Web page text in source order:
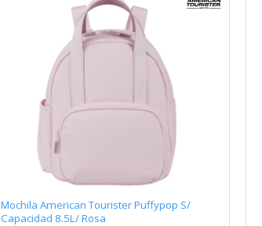
Mochila American Tourister Puffypop S/
Capacidad 8.5L/ Rosa